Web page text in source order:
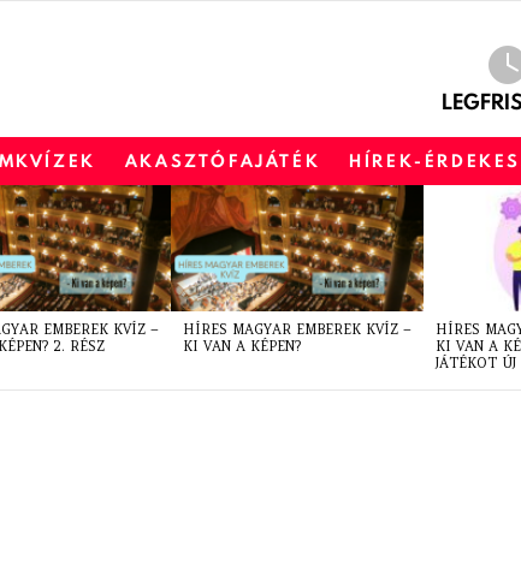
AKASZTÓFAJÁTÉK HÍREK-
EMBEREK KVÍZ –
2. RÉSZ
HÍRES MAGYAR EMBEREK KVÍZ –
KI VAN A KÉPEN?
HÍRES
KI VAN A
JÁTÉKOT ÚJ